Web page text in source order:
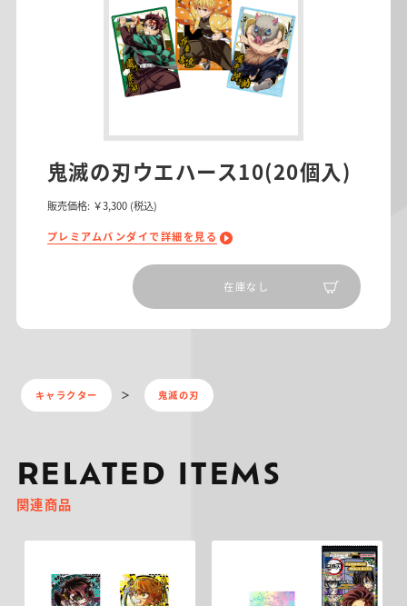
鬼滅の刃ウエハース10(20個入)
販売価格: ￥3,300 (税込)
プレミアムバンダイで詳細を見る
在庫なし
キャラクター 鬼滅の刃
RELATED ITEMS
関連商品